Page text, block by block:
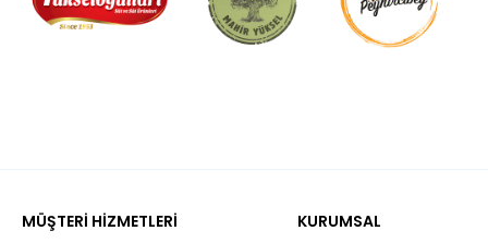
MÜŞTERİ HİZMETLERİ KURUMSAL